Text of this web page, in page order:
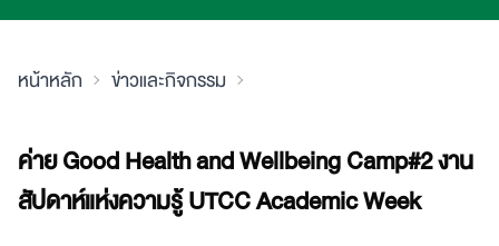
หน้าหลัก ข่าวและกิจกรรม
ค่าย Good Health and Wellbeing Camp#2 งาน
สัปดาห์แห่งความรู้ UTCC Academic Week